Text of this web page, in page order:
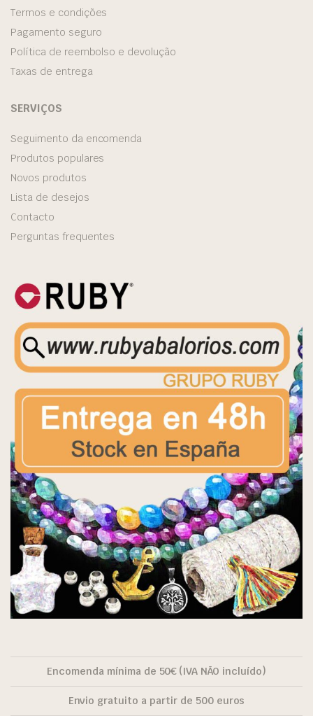
Termos e condições
Pagamento seguro
Política de reembolso e devolução
Taxas de entrega
SERVIÇOS
Seguimento da encomenda
Produtos populares
Novos produtos
Lista de desejos
Contacto
Perguntas frequentes
Encomenda mínima de 50€ (IVA NÃO incluído)
Envio gratuito a partir de 500 euros